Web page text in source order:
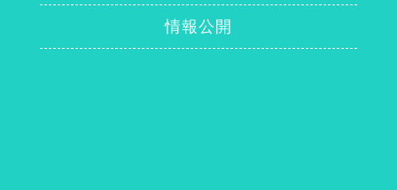
情報公開